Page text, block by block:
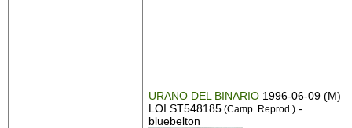
URANO DEL BINARIO 1996-06-09 (M)
LOI ST548185 (Camp. Reprod.) -
bluebelton